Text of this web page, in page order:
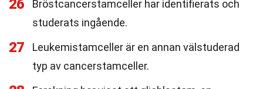
26
Bröstcancerstamceller har identifierats och
studerats ingående.
27
Leukemistamceller är en annan välstuderad
typ av cancerstamceller.